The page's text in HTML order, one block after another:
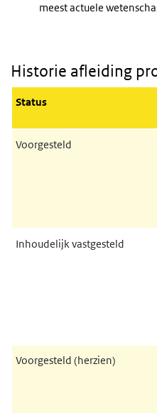
meest actuele
Historie afleiding
Status
Voorgesteld
Inhoudelijk vastgesteld
Voorgesteld (herzien)